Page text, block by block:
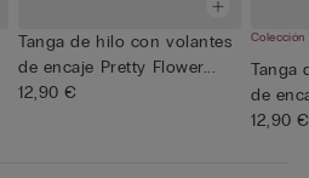
Tanga de hilo con volantes
de encaje Pretty Flower...
12,90 €
Colección
Tanga
de
12,90 €